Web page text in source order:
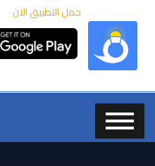
حمل التطبيق الان